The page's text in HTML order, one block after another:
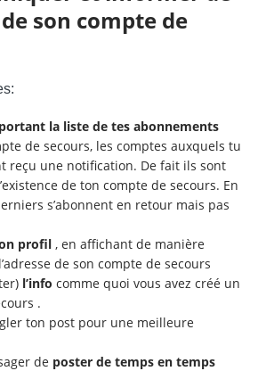
son compte de
la liste de tes abonnements
de secours, les comptes auxquels tu
reçu une notification. De fait ils sont
de ton compte de secours. En
s’abonnent en retour mais pas
profil , en affichant de manière
de son compte de secours
l’info comme quoi vous avez créé un
.
ton post pour une meilleure
de poster de temps en temps